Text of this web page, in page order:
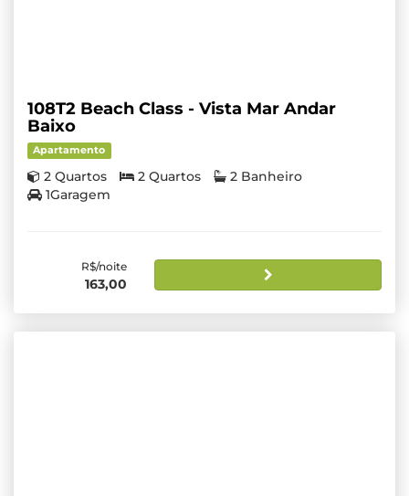
108T2 Beach Class - Vista Mar Andar
Baixo
Apartamento
2 Quartos 2 Quartos
2 Banheiro
1Garagem
R$/noite
163,00